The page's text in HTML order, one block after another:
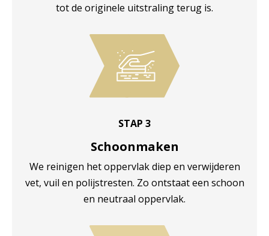
tot de originele uitstraling terug is.
STAP 3
Schoonmaken
We reinigen het oppervlak diep en verwijderen
vet, vuil en polijstresten. Zo ontstaat een schoon
en neutraal oppervlak.